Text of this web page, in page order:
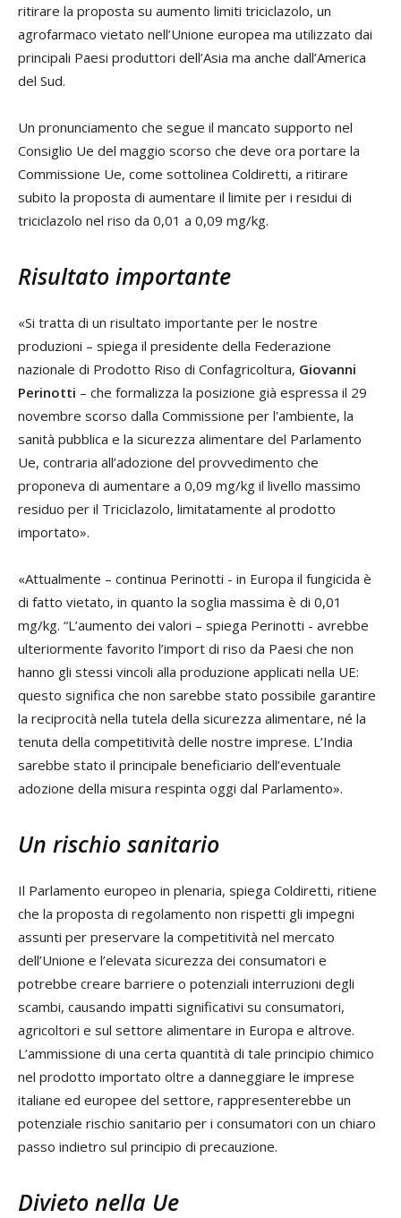
ritirare la proposta su aumento limiti triciclazolo, un
agrofarmaco vietato nell’Unione europea ma utilizzato dai
principali Paesi produttori dell’Asia ma anche dall’America
del Sud.
Un pronunciamento che segue il mancato supporto nel
Consiglio Ue del maggio scorso che deve ora portare la
Commissione Ue, come sottolinea Coldiretti, a ritirare
subito la proposta di aumentare il limite per i residui di
triciclazolo nel riso da 0,01 a 0,09 mg/kg.
Risultato importante
«Si tratta di un risultato importante per le nostre
produzioni – spiega il presidente della Federazione
nazionale di Prodotto Riso di Confagricoltura, Giovanni
Perinotti – che formalizza la posizione già espressa il 29
novembre scorso dalla Commissione per l'ambiente, la
sanità pubblica e la sicurezza alimentare del Parlamento
Ue, contraria all’adozione del provvedimento che
proponeva di aumentare a 0,09 mg/kg il livello massimo
residuo per il Triciclazolo, limitatamente al prodotto
importato».
«Attualmente – continua Perinotti - in Europa il fungicida è
di fatto vietato, in quanto la soglia massima è di 0,01
mg/kg. “L’aumento dei valori – spiega Perinotti - avrebbe
ulteriormente favorito l’import di riso da Paesi che non
hanno gli stessi vincoli alla produzione applicati nella UE:
questo significa che non sarebbe stato possibile garantire
la reciprocità nella tutela della sicurezza alimentare, né la
tenuta della competitività delle nostre imprese. L’India
sarebbe stato il principale beneficiario dell’eventuale
adozione della misura respinta oggi dal Parlamento».
Un rischio sanitario
Il Parlamento europeo in plenaria, spiega Coldiretti, ritiene
che la proposta di regolamento non rispetti gli impegni
assunti per preservare la competitività nel mercato
dell’Unione e l’elevata sicurezza dei consumatori e
potrebbe creare barriere o potenziali interruzioni degli
scambi, causando impatti significativi su consumatori,
agricoltori e sul settore alimentare in Europa e altrove.
L’ammissione di una certa quantità di tale principio chimico
nel prodotto importato oltre a danneggiare le imprese
italiane ed europee del settore, rappresenterebbe un
potenziale rischio sanitario per i consumatori con un chiaro
passo indietro sul principio di precauzione.
Divieto nella Ue